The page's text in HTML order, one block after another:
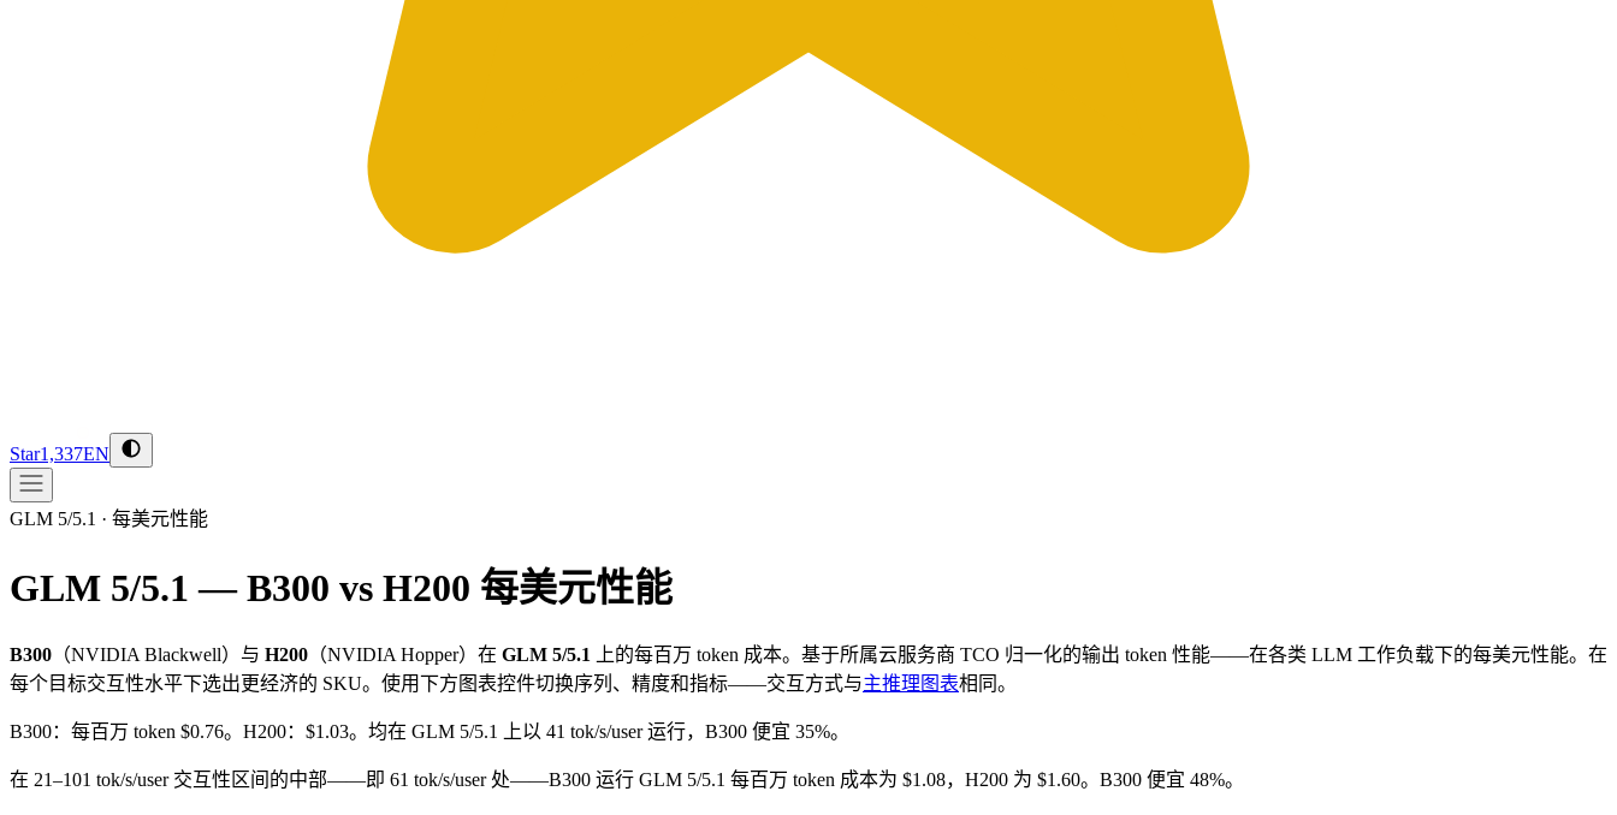
Star1,337EN
GLM 5/5.1 · 每美元性能
GLM 5/5.1 — B300 vs H200 每美元性能
B300 （NVIDIA Blackwell）与 H200 （NVIDIA Hopper）在 GLM 5/5.1
上的每百万 token 成本。基于所属云服务商 TCO 归一化的输出 token 性能——在各类 LLM 工作负载下的每美元性能。在
每个目标交互性水平下选出更经济的 SKU。使用下方图表控件切换序列、精度和指标——交互方式与主推理图表相同。
B300：每百万 token $0.76。H200：$1.03。均在 GLM 5/5.1 上以 41 tok/s/user 运行，B300 便宜 35%。
在 21–101 tok/s/user 交互性区间的中部——即 61 tok/s/user 处——B300 运行 GLM 5/5.1 每百万 token 成本为 $1.08，H200 为 $1.60。B300 便宜 48%。